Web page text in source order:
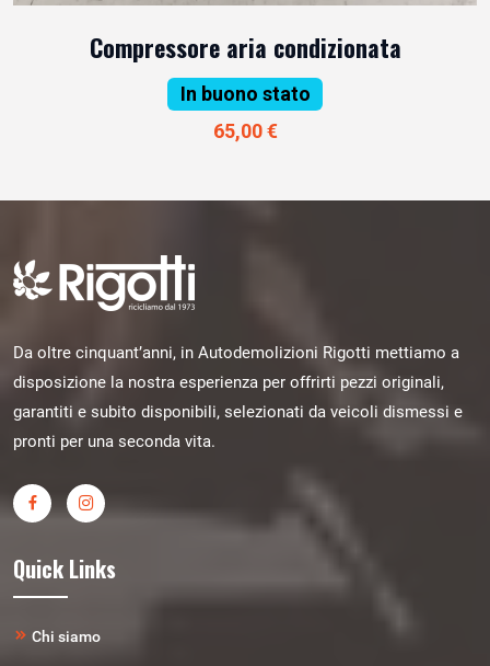
Compressore aria condizionata
In buono stato
65,00 €
Da oltre cinquant’anni, in Autodemolizioni Rigotti mettiamo a
disposizione la nostra esperienza per offrirti pezzi originali,
garantiti e subito disponibili, selezionati da veicoli dismessi e
pronti per una seconda vita.
Quick Links
Chi siamo